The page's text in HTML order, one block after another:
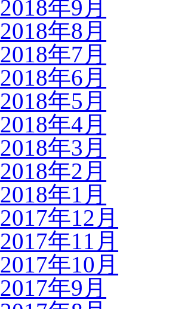
2018年9月
2018年8月
2018年7月
2018年6月
2018年5月
2018年4月
2018年3月
2018年2月
2018年1月
2017年12月
2017年11月
2017年10月
2017年9月